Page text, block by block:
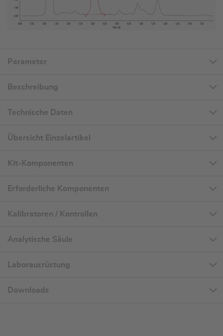
Parameter
Beschreibung
Technische Daten
Übersicht Einzelartikel
Kit-Komponenten
Erforderliche Komponenten
Kalibratoren / Kontrollen
Analytische Säule
Laborausrüstung
Downloads